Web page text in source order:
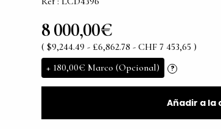
8 000,00€
( $9,244.49 - £6,862.78 - CHF 7 453,65 )
+ 180,00€ Marco (Opcional) ?
Añadir a la